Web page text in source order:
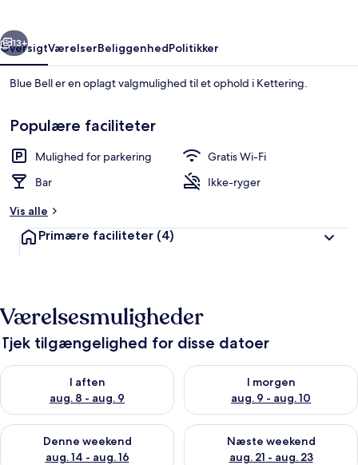
Næste
13+
OversigtVærelserBeliggenhedPolitikker
Blue Bell er en oplagt valgmulighed til et ophold i Kettering.
Populære faciliteter
Mulighed for parkering
Gratis Wi-Fi
Bar
Ikke-ryger
Vis alle
Primære faciliteter (4)
Værelsesmuligheder
Tjek tilgængelighed for disse datoer
I aften
aug. 8 - aug. 9
Tjek tilgængelighed for i aften aug. 8 - aug. 9
I morgen
aug. 9 - aug. 10
Tjek tilgængelighed for i
Denne weekend
aug. 14 - aug. 16
Tjek tilgængelighed for denne weekend aug. 14 - aug. 16
Næste weekend
aug. 21 - aug. 23
Tjek tilgængelighed for næste